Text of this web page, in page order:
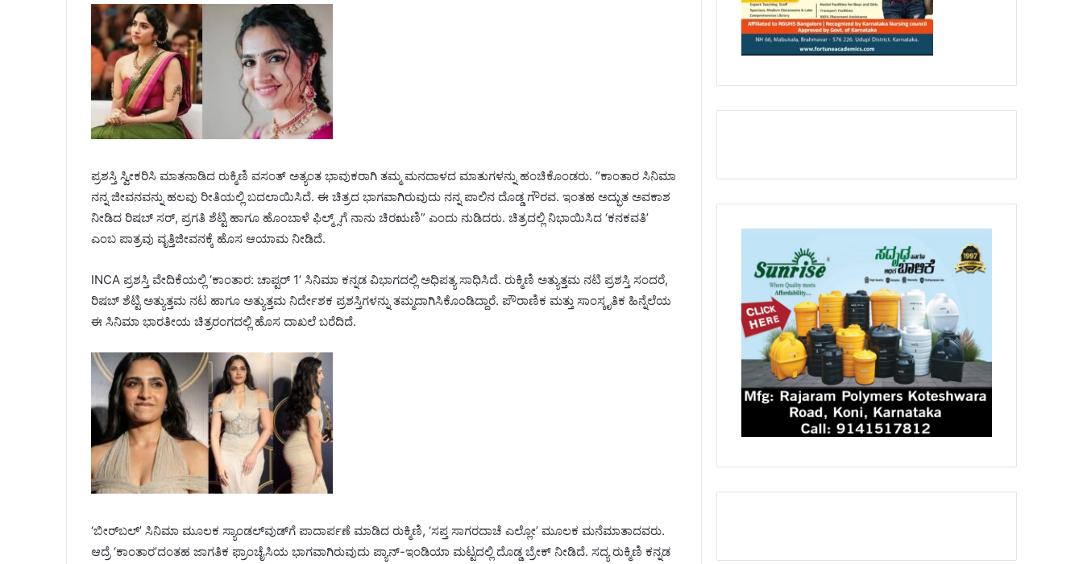
ಪ್ರಶಸ್ತಿ ಸ್ವೀಕರಿಸಿ ಮಾತನಾಡಿದ ರುಕ್ಮಿಣಿ ವಸಂತ್ ಅತ್ಯಂತ ಭಾವುಕರಾಗಿ ತಮ್ಮ ಮನದಾಳದ ಮಾತುಗಳನ್ನು ಹಂಚಿಕೊಂಡರು. “ಕಾಂತಾರ ಸಿನಿಮಾ
ನನ್ನ ಜೀವನವನ್ನು ಹಲವು ರೀತಿಯಲ್ಲಿ ಬದಲಾಯಿಸಿದೆ. ಈ ಚಿತ್ರದ ಭಾಗವಾಗಿರುವುದು ನನ್ನ ಪಾಲಿನ ದೊಡ್ಡ ಗೌರವ. ಇಂತಹ ಅದ್ಭುತ ಅವಕಾಶ
ನೀಡಿದ ರಿಷಬ್ ಸರ್, ಪ್ರಗತಿ ಶೆಟ್ಟಿ ಹಾಗೂ ಹೊಂಬಾಳೆ ಫಿಲ್ಮ್ಸ್‌ಗೆ ನಾನು ಚಿರಋಣಿ” ಎಂದು ನುಡಿದರು. ಚಿತ್ರದಲ್ಲಿ ನಿಭಾಯಿಸಿದ ‘ಕನಕವತಿ’
ಎಂಬ ಪಾತ್ರವು ವೃತ್ತಿಜೀವನಕ್ಕೆ ಹೊಸ ಆಯಾಮ ನೀಡಿದೆ.
INCA ಪ್ರಶಸ್ತಿ ವೇದಿಕೆಯಲ್ಲಿ ‘ಕಾಂತಾರ: ಚಾಪ್ಟರ್ 1’ ಸಿನಿಮಾ ಕನ್ನಡ ವಿಭಾಗದಲ್ಲಿ ಅಧಿಪತ್ಯ ಸಾಧಿಸಿದೆ. ರುಕ್ಮಿಣಿ ಅತ್ಯುತ್ತಮ ನಟಿ ಪ್ರಶಸ್ತಿ ಸಂದರೆ,
ರಿಷಬ್ ಶೆಟ್ಟಿ ಅತ್ಯುತ್ತಮ ನಟ ಹಾಗೂ ಅತ್ಯುತ್ತಮ ನಿರ್ದೇಶಕ ಪ್ರಶಸ್ತಿಗಳನ್ನು ತಮ್ಮದಾಗಿಸಿಕೊಂಡಿದ್ದಾರೆ. ಪೌರಾಣಿಕ ಮತ್ತು ಸಾಂಸ್ಕೃತಿಕ ಹಿನ್ನೆಲೆಯ
ಈ ಸಿನಿಮಾ ಭಾರತೀಯ ಚಿತ್ರರಂಗದಲ್ಲಿ ಹೊಸ ದಾಖಲೆ ಬರೆದಿದೆ.
‘ಬೀರ್‌ಬಲ್’ ಸಿನಿಮಾ ಮೂಲಕ ಸ್ಯಾಂಡಲ್‌ವುಡ್‌ಗೆ ಪಾದಾರ್ಪಣೆ ಮಾಡಿದ ರುಕ್ಮಿಣಿ, ‘ಸಪ್ತ ಸಾಗರದಾಚೆ ಎಲ್ಲೋ’ ಮೂಲಕ ಮನೆಮಾತಾದವರು.
ಆದ್ರೆ ‘ಕಾಂತಾರ’ದಂತಹ ಜಾಗತಿಕ ಫ್ರಾಂಚೈಸಿಯ ಭಾಗವಾಗಿರುವುದು ಪ್ಯಾನ್-ಇಂಡಿಯಾ ಮಟ್ಟದಲ್ಲಿ ದೊಡ್ಡ ಬ್ರೇಕ್ ನೀಡಿದೆ. ಸದ್ಯ ರುಕ್ಮಿಣಿ ಕನ್ನಡ